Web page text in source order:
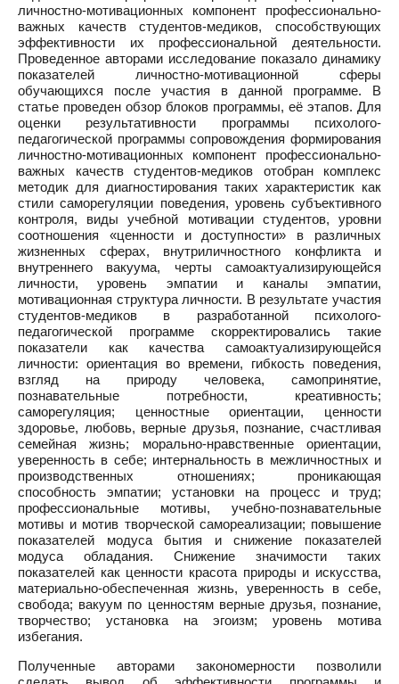
личностно-мотивационных компонент профессионально-
важных качеств студентов-медиков, способствующих
эффективности их профессиональной деятельности.
Проведенное авторами исследование показало динамику
показателей личностно-мотивационной сферы
обучающихся после участия в данной программе. В
статье проведен обзор блоков программы, её этапов. Для
оценки результативности программы психолого-
педагогической программы сопровождения формирования
личностно-мотивационных компонент профессионально-
важных качеств студентов-медиков отобран комплекс
методик для диагностирования таких характеристик как
стили саморегуляции поведения, уровень субъективного
контроля, виды учебной мотивации студентов, уровни
соотношения «ценности и доступности» в различных
жизненных сферах, внутриличностного конфликта и
внутреннего вакуума, черты самоактуализирующейся
личности, уровень эмпатии и каналы эмпатии,
мотивационная структура личности. В результате участия
студентов-медиков в разработанной психолого-
педагогической программе скорректировались такие
показатели как качества самоактуализирующейся
личности: ориентация во времени, гибкость поведения,
взгляд на природу человека, самопринятие,
познавательные потребности, креативность;
саморегуляция; ценностные ориентации, ценности
здоровье, любовь, верные друзья, познание, счастливая
семейная жизнь; морально-нравственные ориентации,
уверенность в себе; интернальность в межличностных и
производственных отношениях; проникающая
способность эмпатии; установки на процесс и труд;
профессиональные мотивы, учебно-познавательные
мотивы и мотив творческой самореализации; повышение
показателей модуса бытия и снижение показателей
модуса обладания. Снижение значимости таких
показателей как ценности красота природы и искусства,
материально-обеспеченная жизнь, уверенность в себе,
свобода; вакуум по ценностям верные друзья, познание,
творчество; установка на эгоизм; уровень мотива
избегания.
Полученные авторами закономерности позволили